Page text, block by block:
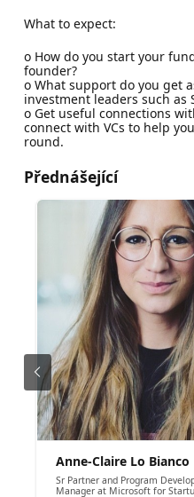
What to expect:
o How do you start your
founder?
o What support do you get
investment leaders such as
o Get useful connections
connect with VCs to help
round.
Přednášející
Anne-Claire Lo Bianco
Sr Partner and Program
Manager at Microsoft for